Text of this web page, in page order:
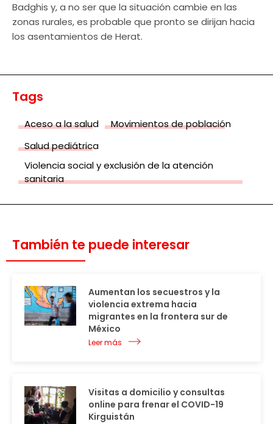
Badghis y, a no ser que la situación cambie en las
zonas rurales, es probable que pronto se dirijan hacia
los asentamientos de Herat.
Tags
Aceso a la salud
Movimientos de población
Salud pediátrica
Violencia social y exclusión de la atención
sanitaria
También te puede interesar
Aumentan los secuestros y la
violencia extrema hacia
migrantes en la frontera sur de
México
Leer más
Visitas a domicilio y consultas
online para frenar el COVID-19
Kirguistán